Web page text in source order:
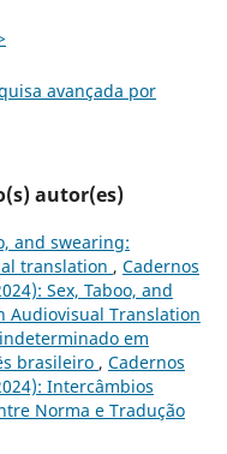
avançada por
autor(es)
and swearing:
translation , Cadernos
Sex, Taboo, and
Audiovisual Translation
em
brasileiro , Cadernos
Intercâmbios
Norma e Tradução